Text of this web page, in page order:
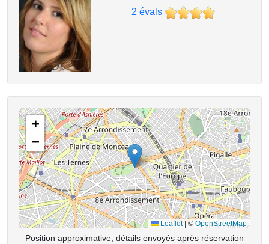
2 évals
+
−
Leaflet |© OpenStreetMap
Position approximative, détails envoyés après réservation